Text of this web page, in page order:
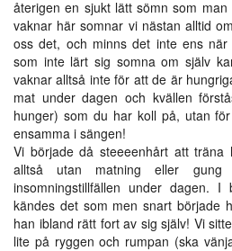
återigen en sjukt lätt sömn som
vaknar här somnar vi nästan alltid
oss det, och minns det inte ens
som inte lärt sig somna om själv
vaknar alltså inte för att de är
mat under dagen och kvällen
hunger) som du har koll på, utan
ensamma i sängen!
Vi började då steeeenhårt att träna
alltså utan matning eller
insomningstillfällen under dagen.
kändes det som men snart började
han ibland rätt fort av sig själv! Vi
lite på ryggen och rumpan (ska